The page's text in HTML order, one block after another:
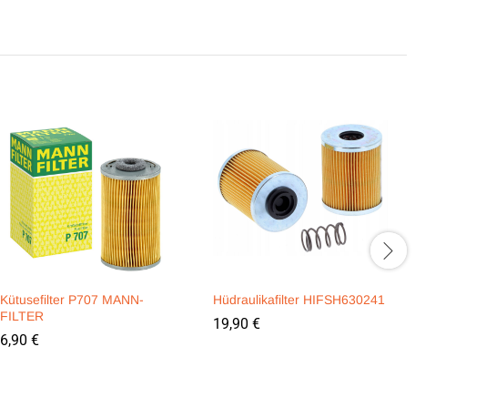
Kütusefilter P707 MANN-
FILTER
6,90 €
Hüdraulikafilter HIFSH630241
19,90 €